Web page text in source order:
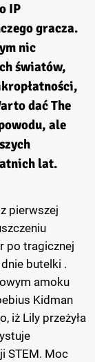
IP
gracza.
nic
światów,
dać The
ale
lat.
pierwszej
po tragicznej
butelki .
amoku
Kidman
iż Lily przeżyła
STEM. Moc